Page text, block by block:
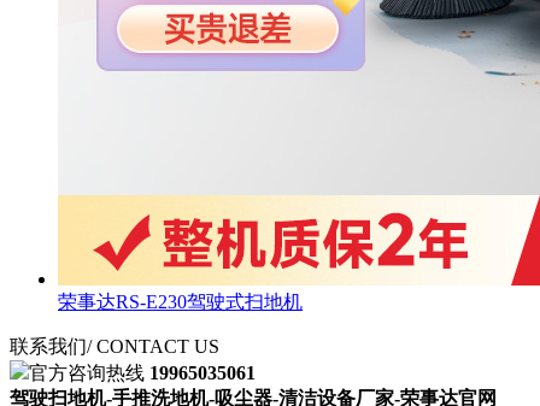
荣事达RS-E230驾驶式扫地机
联系我们/ CONTACT US
官方咨询热线 19965035061
驾驶扫地机-手推洗地机-吸尘器-清洁设备厂家-荣事达官网